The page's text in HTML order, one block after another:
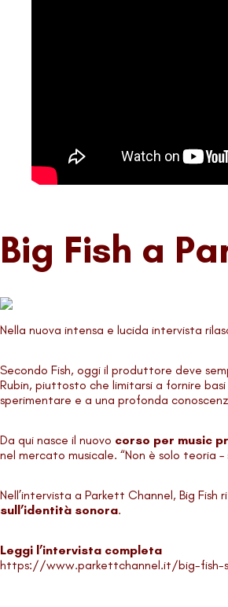
Big Fish a
Nella nuova intensa e lucida intervista
Secondo Fish, oggi il produttore deve
Rubin, piuttosto che limitarsi a fornire
sperimentare e a una profonda
Da qui nasce il nuovo corso per music
nel mercato musicale. “Non è solo teoria
Nell’intervista a Parkett Channel, Big
sull’identità sonora.
Leggi l’intervista completa
https://www.parkettchannel.it/big-fish-